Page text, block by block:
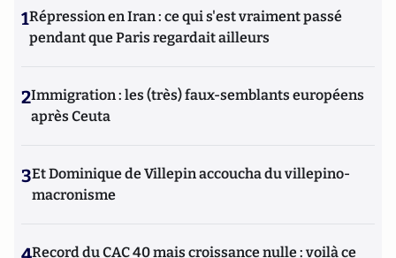
1Répression en Iran : ce qui s'est vraiment passé
pendant que Paris regardait ailleurs
2Immigration : les (très) faux-semblants européens
après Ceuta
3Et Dominique de Villepin accoucha du villepino-
macronisme
Record du CAC 40 mais croissance nulle : voilà ce